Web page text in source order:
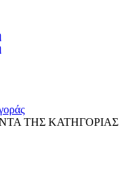
ΤΗΣ ΚΑΤΗΓΟΡΙΑΣ